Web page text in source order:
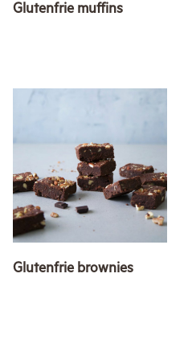
Glutenfrie muffins
Glutenfrie brownies